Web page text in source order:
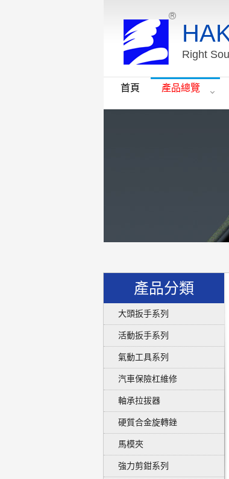
Right
首頁 產品總覽
產品分類
大頭扳手系列
活動扳手系列
氣動工具系列
汽車保險杠維修
軸承拉拔器
硬質合金旋轉銼
馬模夾
強力剪鉗系列